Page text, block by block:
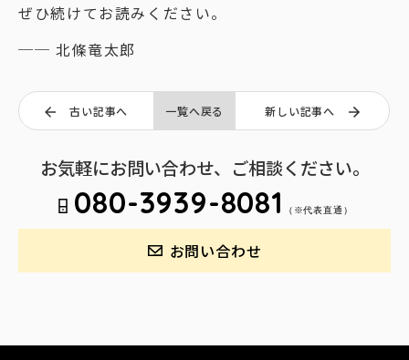
ぜひ続けてお読みください。
── 北條竜太郎
古い記事へ 一覧へ戻る 新しい記事へ
お気軽にお問い合わせ、ご相談ください。
080-3939-8081 （※代表直通）
お問い合わせ